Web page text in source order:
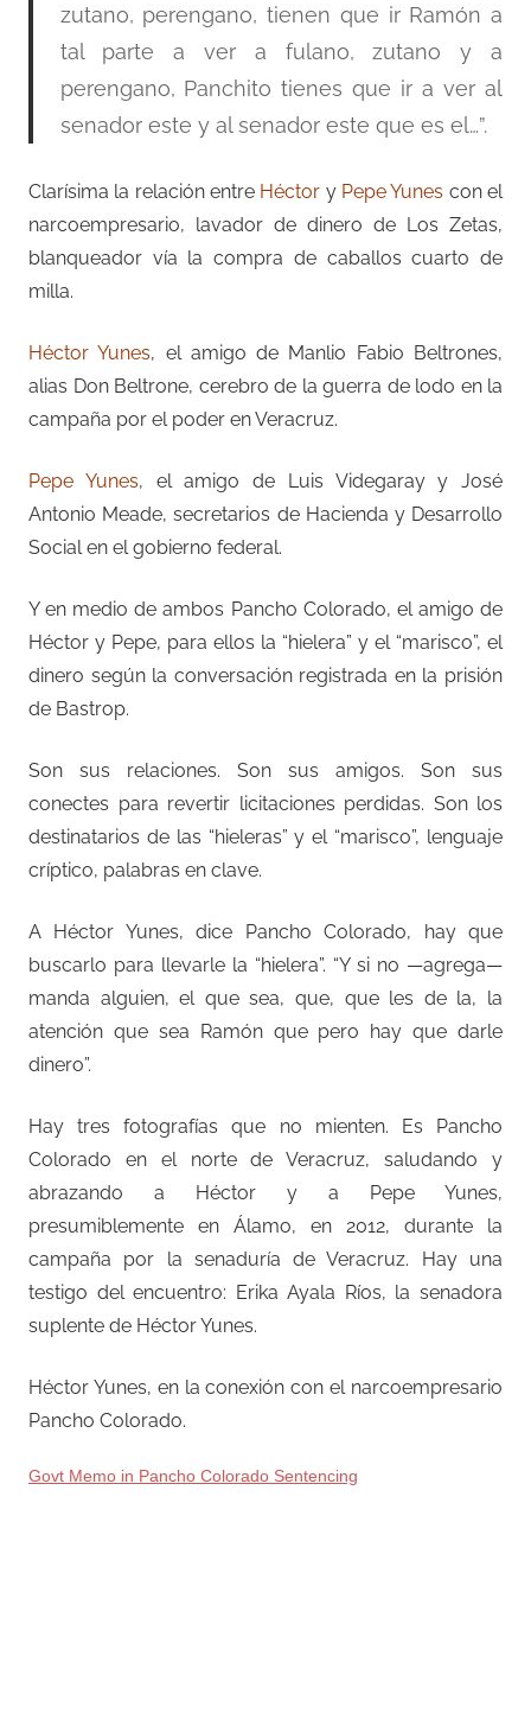
zutano, perengano, tienen que ir Ramón a
tal parte a ver a fulano, zutano y a
perengano, Panchito tienes que ir a ver al
senador este y al senador este que es el…”.
Clarísima la relación entre Héctor y Pepe Yunes con el
narcoempresario, lavador de dinero de Los Zetas,
blanqueador vía la compra de caballos cuarto de
milla.
Héctor Yunes, el amigo de Manlio Fabio Beltrones,
alias Don Beltrone, cerebro de la guerra de lodo en la
campaña por el poder en Veracruz.
Pepe Yunes, el amigo de Luis Videgaray y José
Antonio Meade, secretarios de Hacienda y Desarrollo
Social en el gobierno federal.
Y en medio de ambos Pancho Colorado, el amigo de
Héctor y Pepe, para ellos la “hielera” y el “marisco”, el
dinero según la conversación registrada en la prisión
de Bastrop.
Son sus relaciones. Son sus amigos. Son sus
conectes para revertir licitaciones perdidas. Son los
destinatarios de las “hieleras” y el “marisco”, lenguaje
críptico, palabras en clave.
A Héctor Yunes, dice Pancho Colorado, hay que
buscarlo para llevarle la “hielera”. “Y si no —agrega—
manda alguien, el que sea, que, que les de la, la
atención que sea Ramón que pero hay que darle
dinero”.
Hay tres fotografías que no mienten. Es Pancho
Colorado en el norte de Veracruz, saludando y
abrazando a Héctor y a Pepe Yunes,
presumiblemente en Álamo, en 2012, durante la
campaña por la senaduría de Veracruz. Hay una
testigo del encuentro: Erika Ayala Ríos, la senadora
suplente de Héctor Yunes.
Héctor Yunes, en la conexión con el narcoempresario
Pancho Colorado.
Govt Memo in Pancho Colorado Sentencing